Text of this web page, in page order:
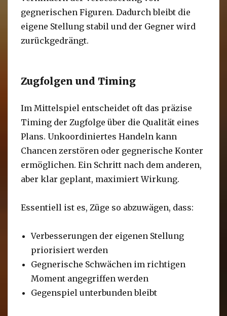
gegnerischen Figuren. Dadurch bleibt die
eigene Stellung stabil und der Gegner wird
zurückgedrängt.
Zugfolgen und Timing
Im Mittelspiel entscheidet oft das präzise
Timing der Zugfolge über die Qualität eines
Plans. Unkoordiniertes Handeln kann
Chancen zerstören oder gegnerische Konter
ermöglichen. Ein Schritt nach dem anderen,
aber klar geplant, maximiert Wirkung.
Essentiell ist es, Züge so abzuwägen, dass:
Verbesserungen der eigenen Stellung
priorisiert werden
Gegnerische Schwächen im richtigen
Moment angegriffen werden
Gegenspiel unterbunden bleibt